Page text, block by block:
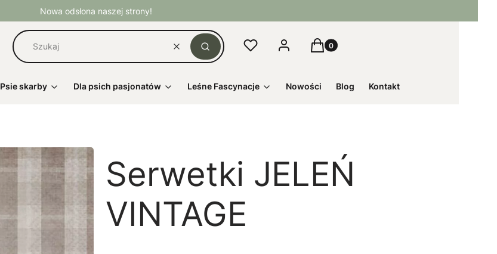
Nowa odsłona naszej strony!
WyczyśćSzukaj
Ulubione LogowanieProdukty w koszyku: 0. Zobacz
Koszyk
Psie skarby Dla psich pasjonatów Leśne Fascynacje Nowości Blog Kontakt
Serwetki JELEŃ
VINTAGE